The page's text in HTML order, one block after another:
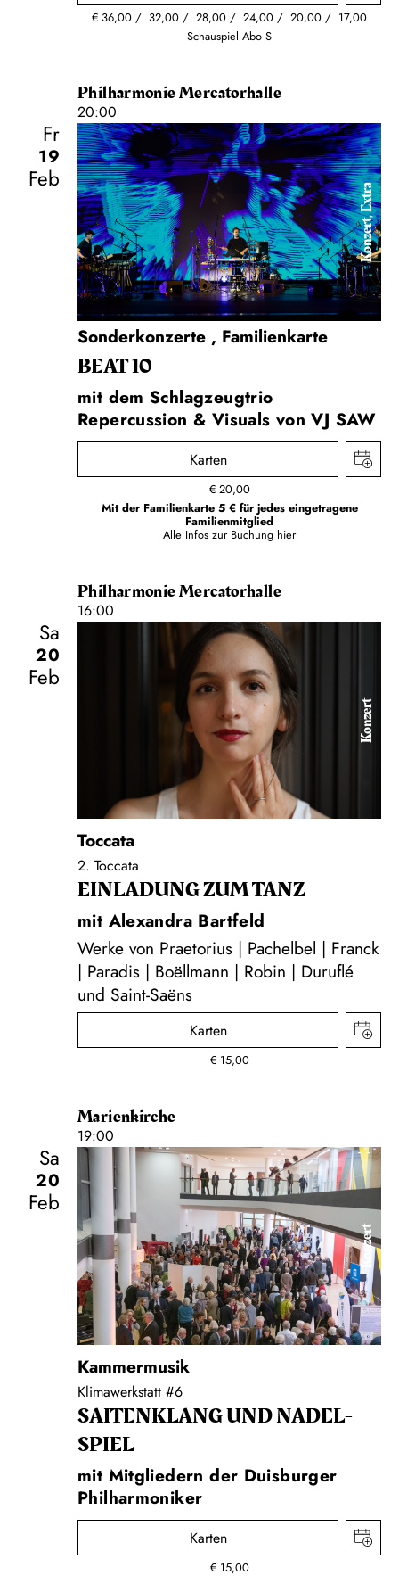
€ 36,00 32,00 28,00 24,00 20,00
17,00
Schauspiel Abo S
Philharmonie Mercatorhalle
20:00
Fr
19
Feb
Konzert, Extra
Sonderkonzerte , Familienkarte
BEAT 10
mit dem Schlagzeugtrio
Repercussion & Visuals von VJ SAW
Karten
€ 20,00
Mit der Familienkarte 5 € für jedes eingetragene
Familienmitglied
Alle Infos zur Buchung hier
Philharmonie Mercatorhalle
16:00
Sa
20
Feb
Konzert
Toccata
2. Toccata
EINLADUNG ZUM TANZ
mit Alexandra Bartfeld
Werke von Praetorius | Pachelbel | Franck
| Paradis | Boëllmann | Robin | Duruflé
und Saint-Saëns
Karten
€ 15,00
Marienkirche
19:00
Sa
20
Feb
Konzert
Kammermusik
Klimawerkstatt #6
SAITEN­KLANG UND NADEL­
SPIEL
mit Mitgliedern der Duisburger
Philharmoniker
Karten
€ 15,00